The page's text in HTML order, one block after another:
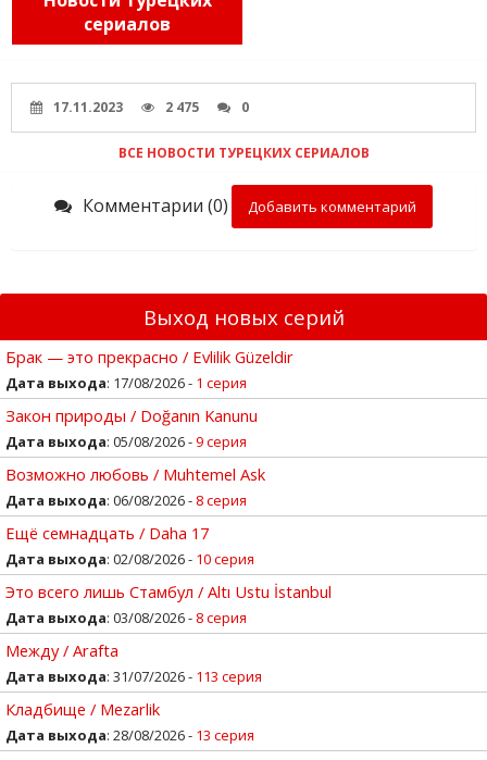
сериалов
17.11.2023 2 475 0
ВСЕ НОВОСТИ ТУРЕЦКИХ СЕРИАЛОВ
Комментарии (0) Добавить комментарий
Выход новых серий
Брак — это прекрасно / Evlilik Güzeldir
Дата выхода: 17/08/2026 - 1 серия
Закон природы / Doğanın Kanunu
Дата выхода: 05/08/2026 -9 серия
Возможно любовь / Muhtemel Ask
Дата выхода: 06/08/2026 - 8 серия
Ещё семнадцать / Daha 17
Дата выхода: 02/08/2026 - 10 серия
Это всего лишь Стамбул / Altı Ustu İstanbul
Дата выхода: 03/08/2026 - 8 серия
Между / Arafta
Дата выхода: 31/07/2026 - 113 серия
Кладбище / Mezarlik
Дата выхода: 28/08/2026 - 13 серия